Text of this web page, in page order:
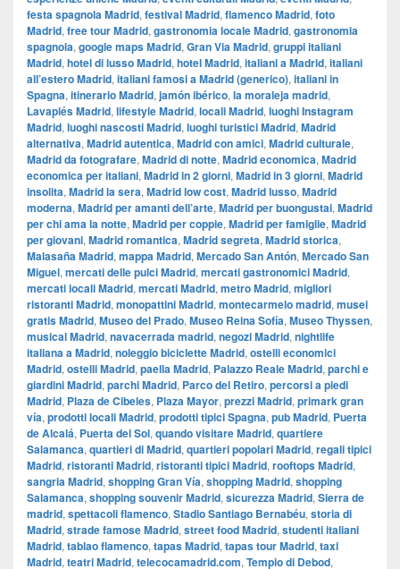
festa spagnola Madrid, festival Madrid, flamenco Madrid, foto
Madrid, free tour Madrid, gastronomia locale Madrid, gastronomia
spagnola, google maps Madrid, ​​Gran Via Madrid, gruppi italiani
Madrid, hotel di lusso Madrid, hotel Madrid, italiani a Madrid, italiani
all’estero Madrid, italiani famosi a Madrid (generico), italiani in
Spagna, itinerario Madrid, jamón ibérico, la moraleja madrid,
Lavapiés Madrid, lifestyle Madrid, locali Madrid, luoghi Instagram
Madrid, luoghi nascosti Madrid, luoghi turistici Madrid, Madrid
alternativa, Madrid autentica, Madrid con amici, Madrid culturale,
Madrid da fotografare, Madrid di notte, Madrid economica, Madrid
economica per italiani, Madrid in 2 giorni, Madrid in 3 giorni, Madrid
insolita, Madrid la sera, Madrid low cost, Madrid lusso, Madrid
moderna, Madrid per amanti dell’arte, Madrid per buongustai, Madrid
per chi ama la notte, Madrid per coppie, Madrid per famiglie, Madrid
per giovani, Madrid romantica, Madrid segreta, Madrid storica,
Malasaña Madrid, mappa Madrid, Mercado San Antón, Mercado San
Miguel, mercati delle pulci Madrid, mercati gastronomici Madrid,
mercati locali Madrid, mercati Madrid, metro Madrid, migliori
ristoranti Madrid, monopattini Madrid, montecarmelo madrid, musei
gratis Madrid, Museo del Prado, Museo Reina Sofía, Museo Thyssen,
musical Madrid, navacerrada madrid, negozi Madrid, nightlife
italiana a Madrid, noleggio biciclette Madrid, ostelli economici
Madrid, ostelli Madrid, paella Madrid, Palazzo Reale Madrid, parchi e
giardini Madrid, parchi Madrid, Parco del Retiro, percorsi a piedi
Madrid, Plaza de Cibeles, Plaza Mayor, prezzi Madrid, primark gran
vía, prodotti locali Madrid, prodotti tipici Spagna, pub Madrid, Puerta
de Alcalá, Puerta del Sol, quando visitare Madrid, quartiere
Salamanca, quartieri di Madrid, quartieri popolari Madrid, regali tipici
Madrid, ristoranti Madrid, ristoranti tipici Madrid, rooftops Madrid,
sangria Madrid, shopping Gran Vía, shopping Madrid, shopping
Salamanca, shopping souvenir Madrid, sicurezza Madrid, Sierra de
madrid, spettacoli flamenco, Stadio Santiago Bernabéu, storia di
Madrid, strade famose Madrid, street food Madrid, studenti italiani
Madrid, tablao flamenco, tapas Madrid, tapas tour Madrid, taxi
Madrid, teatri Madrid, telecocamadrid.com, Tempio di Debod,